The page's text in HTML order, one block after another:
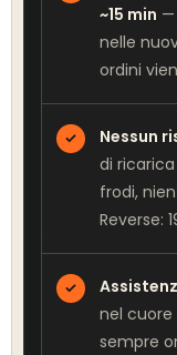
~15 min —
nelle
ordini
✓ Nessun
di ricarica
frodi,
Reverse:
✓
nel
sempre